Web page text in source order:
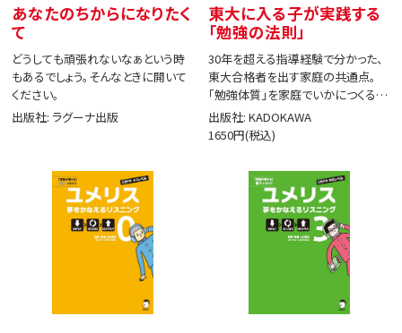
あなたのちからになりたく
て
どうしても頑張れないなぁという時
もあるでしょう。そんなときに開いて
ください。
出版社: ラグーナ出版
東大に入る子が実践する
「勉強の法則」
30年を超える指導経験で分かった、
東大合格者を出す家庭の共通点。
「勉強体質」を家庭でいかにつくる
か。
出版社: KADOKAWA
1650円(税込)